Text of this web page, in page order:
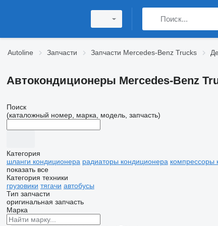
Autoline Запчасти Запчасти Mercedes-Benz Trucks
Автокондиционеры Mercedes-Benz
Поиск
(каталожный номер, марка, модель, запчасть)
Категория
шланги кондиционера радиаторы кондиционера компрессоры
показать все
Категория техники
грузовики тягачи автобусы
Тип запчасти
оригинальная запчасть
Марка